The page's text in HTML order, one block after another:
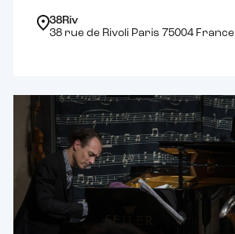
38Riv
38 rue de Rivoli Paris 75004 France